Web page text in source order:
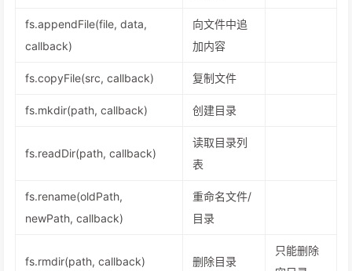
fs.appendFile(file, data,
callback)
向文件中追
加内容
fs.copyFile(src, callback) 复制文件
fs.mkdir(path, callback) 创建目录
fs.readDir(path, callback)
读取目录列
表
fs.rename(oldPath,
newPath, callback)
重命名文件/
目录
fs.rmdir(path, callback) 删除目录
只能删除